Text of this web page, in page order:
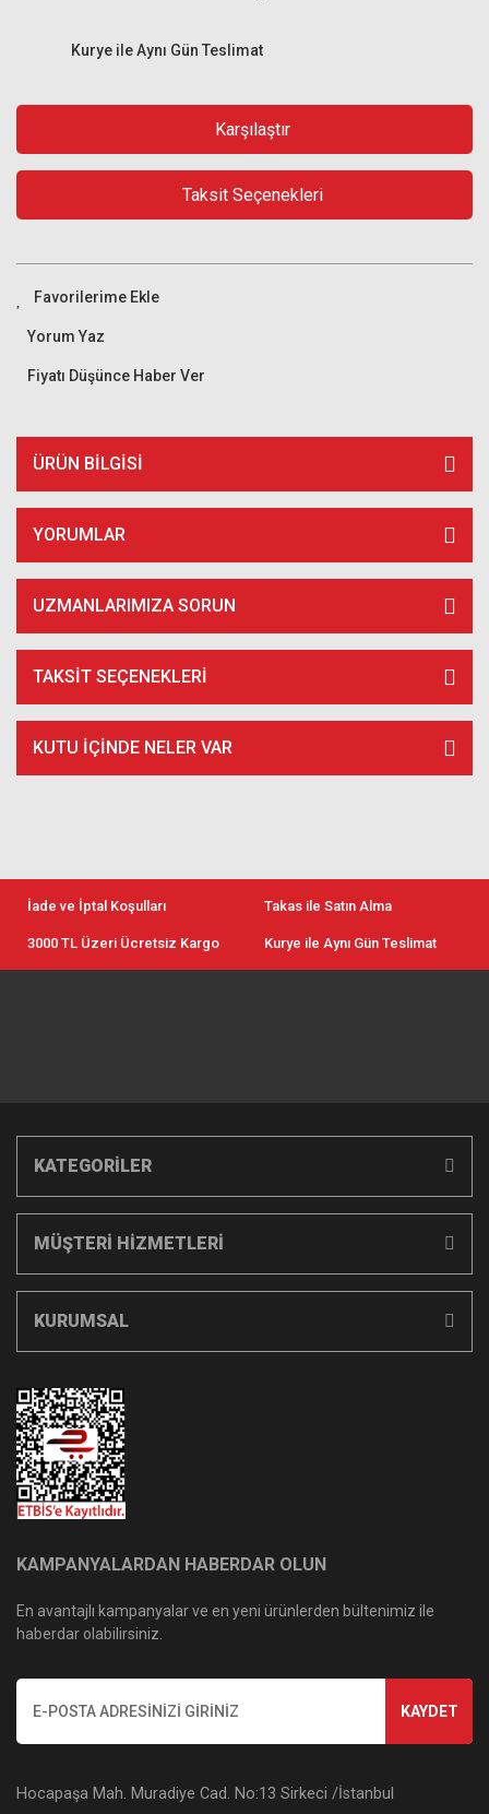
Kurye ile Aynı Gün Teslimat
Karşılaştır
Taksit Seçenekleri
Yorum Yaz
Fiyatı Düşünce Haber Ver
ÜRÜN BILGISI
YORUMLAR
UZMANLARIMIZA SORUN
TAKSIT SEÇENEKLERI
KUTU İÇİNDE NELER VAR
İade ve İptal Koşulları Takas ile Satın Alma
3000 TL Üzeri Ücretsiz Kargo Kurye ile Aynı Gün Teslimat
KATEGORİLER
MÜŞTERİ HİZMETLERİ
KURUMSAL
KAMPANYALARDAN HABERDAR OLUN
En avantajlı kampanyalar ve en yeni ürünlerden bültenimiz ile
haberdar olabilirsiniz.
KAYDET
Hocapaşa Mah. Muradiye Cad. No:13 Sirkeci /İstanbul